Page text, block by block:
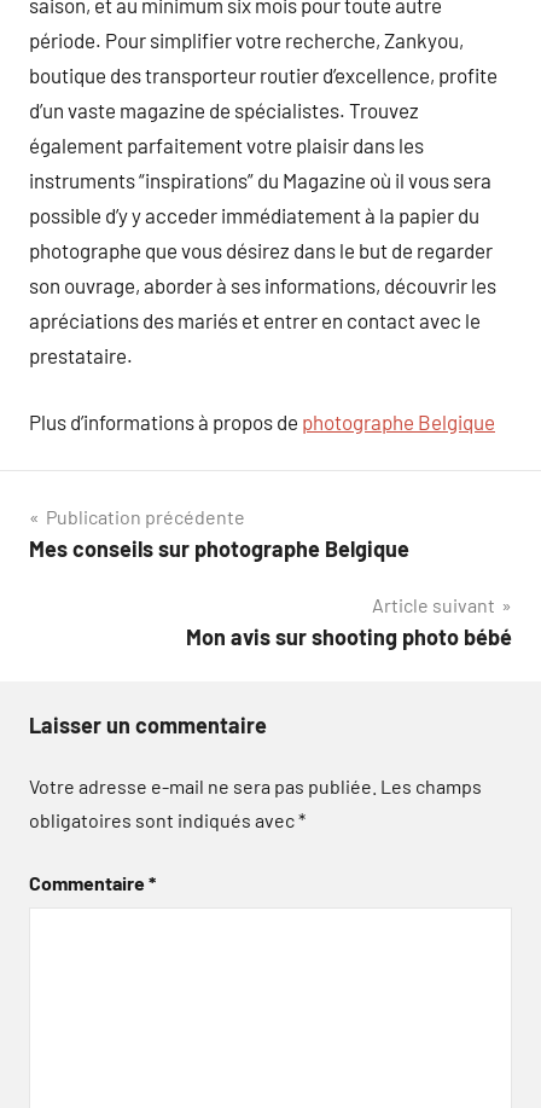
saison, et au minimum six mois pour toute autre
période. Pour simplifier votre recherche, Zankyou,
boutique des transporteur routier d’excellence, profite
d’un vaste magazine de spécialistes. Trouvez
également parfaitement votre plaisir dans les
instruments “inspirations” du Magazine où il vous sera
possible d’y y acceder immédiatement à la papier du
photographe que vous désirez dans le but de regarder
son ouvrage, aborder à ses informations, découvrir les
apréciations des mariés et entrer en contact avec le
prestataire.
Plus d’informations à propos de photographe Belgique
Navigation
de
Publication précédente
Mes conseils sur photographe Belgique
Article suivant
Mon avis sur shooting photo bébé
Laisser un commentaire
Votre adresse e-mail ne sera pas publiée. Les champs
obligatoires sont indiqués avec*
Commentaire*